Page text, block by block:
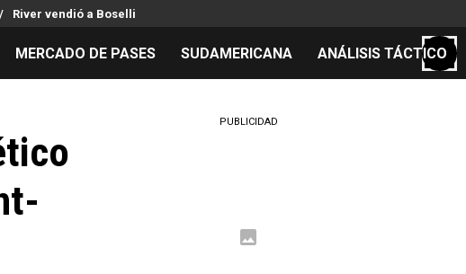
River vendió a Boselli
Noticias
Guías
Códigos
Pronósticos
MERCADO DE PASES SUDAMERICANA ANÁLISIS TÁCTICO
PUBLICIDAD